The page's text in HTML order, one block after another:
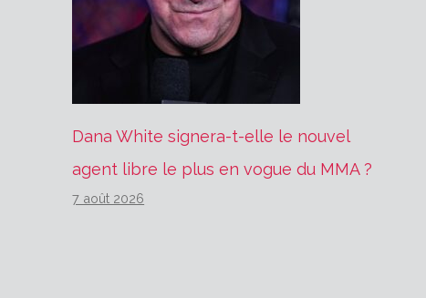
Dana White signera-t-elle le nouvel
agent libre le plus en vogue du MMA ?
7 août 2026